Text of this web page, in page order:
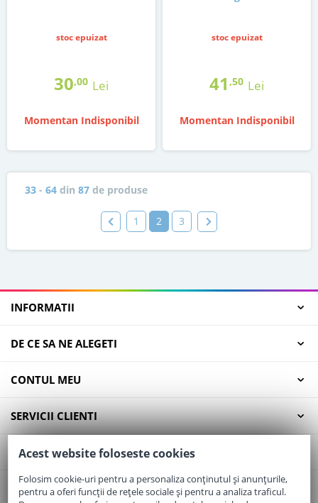
stoc epuizat
30,00 Lei
Momentan Indisponibil
stoc epuizat
41 ,50 Lei
Momentan Indisponibil
33 - 64 din 87 de produse
1 2 3
INFORMATII
DE CE SA NE ALEGETI
CONTUL MEU
SERVICII CLIENTI
CONTACT
Email:office@elaptepraf.ro
Acest website foloseste cookies
Folosim cookie-uri pentru a personaliza conținutul și anunțurile,
pentru a oferi funcții de rețele sociale și pentru a analiza traficul.